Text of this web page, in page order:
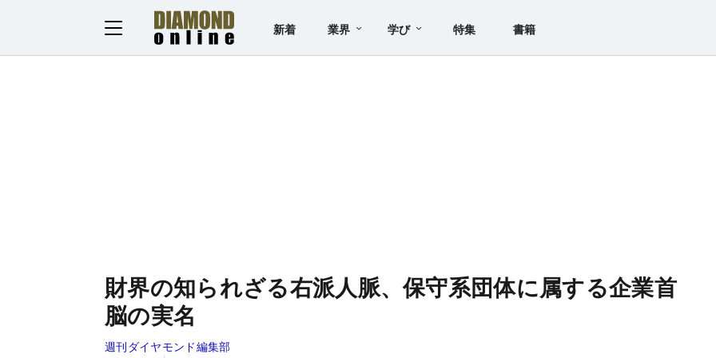
新着 業界 学び 特集 書籍
財界の知られざる右派人脈、保守系団体に属する企業首
脳の実名
週刊ダイヤモンド編集部